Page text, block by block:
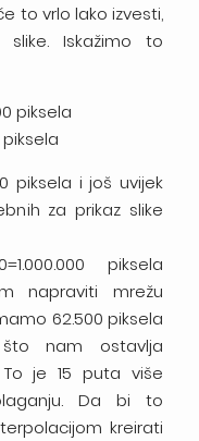
to vrlo lako izvesti,
Iskažimo to
piksela
piksela
piksela i još uvijek
za prikaz slike
piksela
napraviti mrežu
62.500 piksela
nam ostavlja
To je 15 puta više
Da bi to
kreirati